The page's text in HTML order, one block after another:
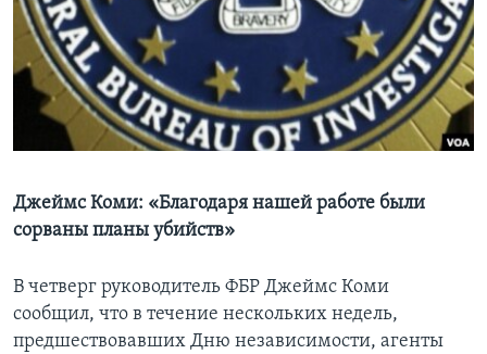
Learning English
СОЦИАЛЬНЫЕ СЕТИ
Языки
Джеймс Коми: «Благодаря нашей работе были
сорваны планы убийств»
В четверг руководитель ФБР Джеймс Коми
сообщил, что в течение нескольких недель,
предшествовавших Дню независимости, агенты